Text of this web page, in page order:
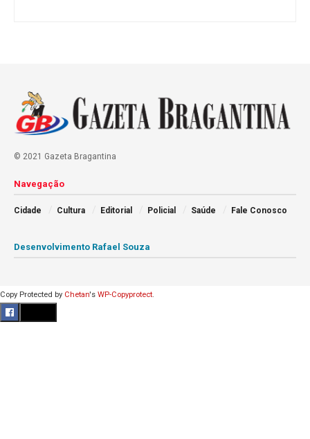
© 2021 Gazeta Bragantina
Navegação
Cidade Cultura Editorial Policial Saúde Fale Conosco
Desenvolvimento Rafael Souza
Copy Protected by Chetan's WP-Copyprotect.